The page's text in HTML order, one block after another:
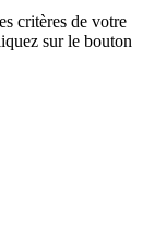
critères de votre
sur le bouton